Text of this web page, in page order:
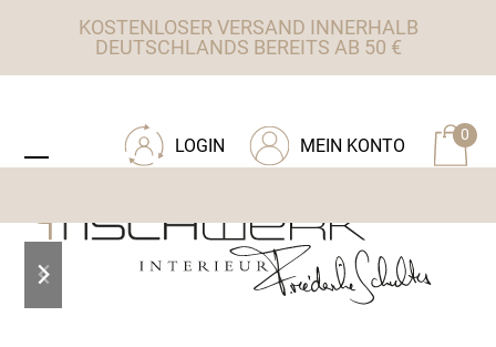
KOSTENLOSER VERSAND INNERHALB
DEUTSCHLANDS BEREITS AB 50 €
0
MEIN KONTO
LOGIN
mobile
mobile
slide
slide